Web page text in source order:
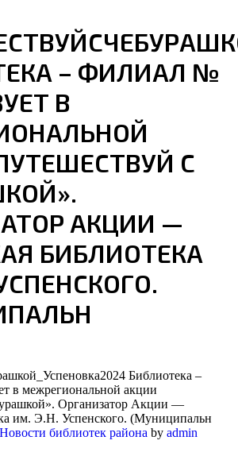
– ФИЛИАЛ №
В
С
АКЦИИ —
БИБЛИОТЕКА
Библиотека –
в межрегиональной акции
Организатор Акции —
им. Э.Н. Успенского. (Муниципальн
Новости библиотек района by admin